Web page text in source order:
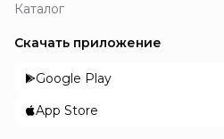
Каталог
Скачать приложение
Google Play
App Store